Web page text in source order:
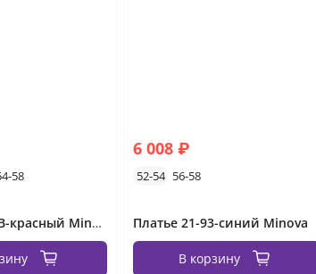
58
Платье 3171B-красный Minova
6 008 ₽
52-54 56-58
Платье 21-93-синий Minova
В корзину